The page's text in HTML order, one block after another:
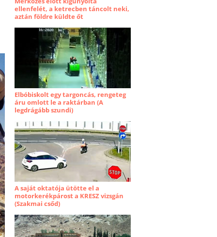
ellenfelét, a ketrecben táncolt neki,
aztán földre küldte őt
Elbóbiskolt egy targoncás, rengeteg
áru omlott le a raktárban (A
legdrágább szundi)
A saját oktatója ütötte el a
motorkerékpárost a KRESZ vizsgán
(Szakmai csőd)